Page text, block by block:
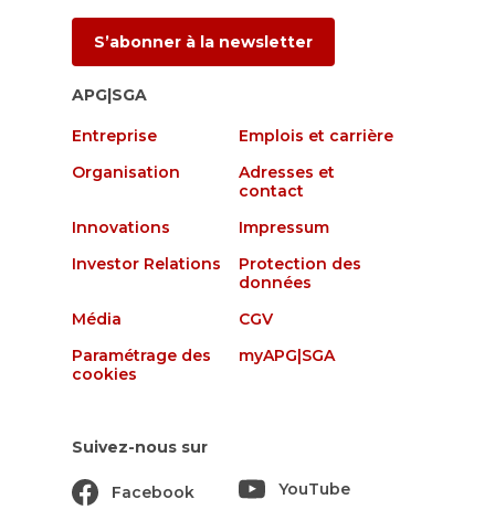
S’abonner à la newsletter
APG|SGA
Entreprise
Emplois et carrière
Organisation
Adresses et
contact
Innovations
Impressum
Investor Relations
Protection des
données
Média
CGV
Paramétrage des
cookies
myAPG|SGA
Suivez-nous sur
Facebook YouTube